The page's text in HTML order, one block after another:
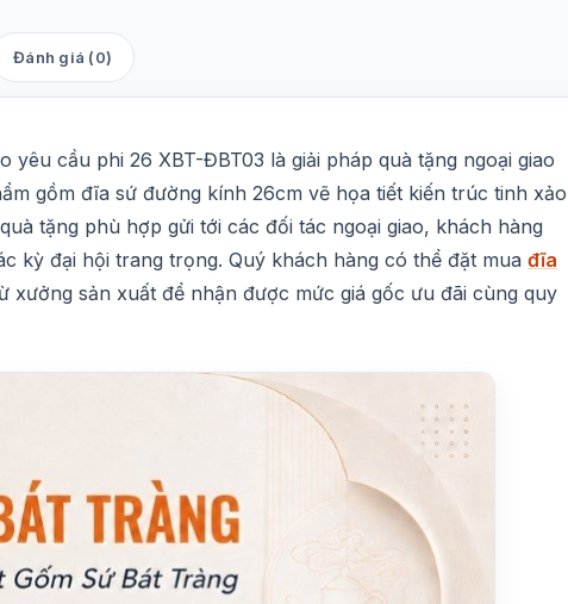
Đánh giá (0)
cầu phi 26 XBT-ĐBT03 là giải pháp quà tặng ngoại giao
gồm đĩa sứ đường kính 26cm vẽ họa tiết kiến trúc tinh xảo
tặng phù hợp gửi tới các đối tác ngoại giao, khách hàng
kỳ đại hội trang trọng. Quý khách hàng có thể đặt mua đĩa
xưởng sản xuất để nhận được mức giá gốc ưu đãi cùng quy